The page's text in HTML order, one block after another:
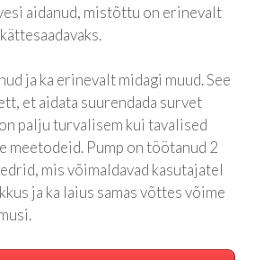
aidanud, mistõttu on erinevalt
ja ka erinevalt midagi muud. See
et aidata suurendada survet
palju turvalisem kui tavalised
meetodeid. Pump on töötanud 2
mis võimaldavad kasutajatel
ja ka laius samas võttes võime